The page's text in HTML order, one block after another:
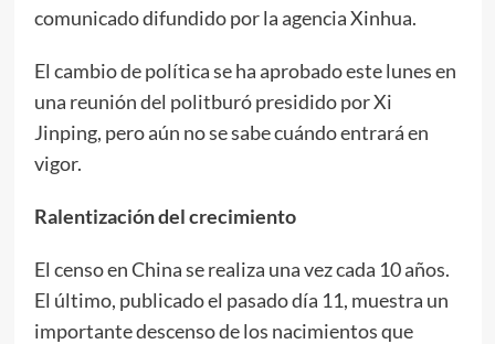
comunicado difundido por la agencia Xinhua.
El cambio de política se ha aprobado este lunes en
una reunión del politburó presidido por Xi
Jinping, pero aún no se sabe cuándo entrará en
vigor.
Ralentización del crecimiento
El censo en China se realiza una vez cada 10 años.
El último, publicado el pasado día 11, muestra un
importante descenso de los nacimientos que